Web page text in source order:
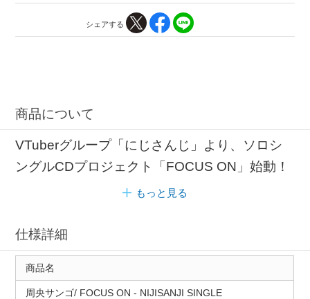
シェアする
商品について
VTuberグループ「にじさんじ」より、ソロシ
ングルCDプロジェクト「FOCUS ON」始動！
もっと見る
仕様詳細
商品名
周央サンゴ/ FOCUS ON - NIJISANJI SINGLE